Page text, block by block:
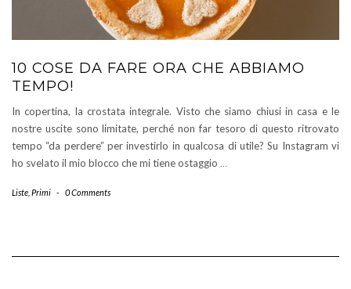
10 COSE DA FARE ORA CHE ABBIAMO
TEMPO!
In copertina, la crostata integrale. Visto che siamo chiusi in casa e le
nostre uscite sono limitate, perché non far tesoro di questo ritrovato
tempo “da perdere” per investirlo in qualcosa di utile? Su Instagram vi
ho svelato il mio blocco che mi tiene ostaggio …
Liste Primi - 0 Comments